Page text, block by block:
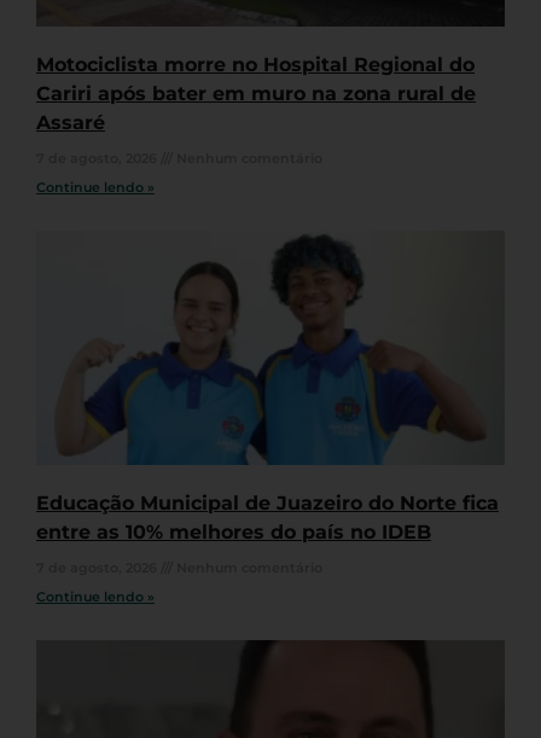
Motociclista morre no Hospital Regional do
Cariri após bater em muro na zona rural de
Assaré
Continue lendo »
Educação Municipal de Juazeiro do Norte fica
entre as 10% melhores do país no IDEB
Continue lendo »